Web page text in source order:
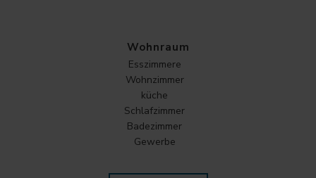
Wohnraum
Esszimmere
Wohnzimmer
küche
Schlafzimmer
Badezimmer
Gewerbe